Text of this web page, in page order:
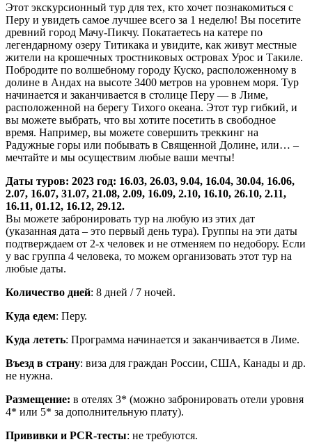
Этот экскурсионный тур для тех, кто хочет познакомиться с
Перу и увидеть самое лучшее всего за 1 неделю! Вы посетите
древний город Мачу-Пикчу. Покатаетесь на катере по
легендарному озеру Титикака и увидите, как живут местные
жители на крошечных тростниковых островах Урос и Такиле.
Побродите по волшебному городу Куско, расположенному в
долине в Андах на высоте 3400 метров на уровнем моря. Тур
начинается и заканчивается в столице Перу — в Лиме,
расположенной на берегу Тихого океана. Этот тур гибкий, и
вы можете выбрать, что вы хотите посетить в свободное
время. Например, вы можете совершить треккинг на
Радужные горы или побывать в Священной Долине, или… –
мечтайте и мы осуществим любые ваши мечты!
Даты туров: 2023 год: 16.03, 26.03, 9.04, 16.04, 30.04, 16.06,
2.07, 16.07, 31.07, 21.08, 2.09, 16.09, 2.10, 16.10, 26.10, 2.11,
16.11, 01.12, 16.12, 29.12.
Вы можете забронировать тур на любую из этих дат
(указанная дата – это первый день тура). Группы на эти даты
подтверждаем от 2-х человек и не отменяем по недобору. Если
у вас группа 4 человека, то можем организовать этот тур на
любые даты.
Количество дней: 8 дней / 7 ночей.
Куда едем: Перу.
Куда лететь: Программа начинается и заканчивается в Лиме.
Въезд в страну: виза для граждан России, США, Канады и др.
не нужна.
Размещение: в отелях 3* (можно забронировать отели уровня
4* или 5* за дополнительную плату).
Прививки и PCR-тесты: не требуются.